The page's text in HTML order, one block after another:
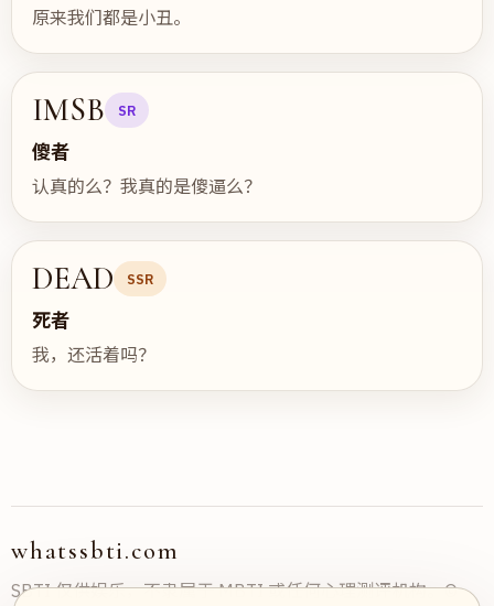
原来我们都是小丑。
IMSB SR
傻者
认真的么？我真的是傻逼么？
DEAD SSR
死者
我，还活着吗？
whatssbti.com
SBTI 仅供娱乐，不隶属于 MBTI 或任何心理测评机构。©